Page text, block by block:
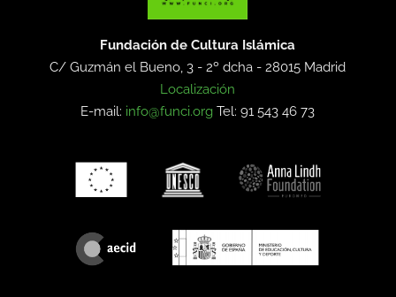
Fundación de Cultura Islámica
C/ Guzmán el Bueno, 3 - 2º dcha -28015 Madrid
Localización
E-mail: info@funci.org Tel: 91 543 46 73